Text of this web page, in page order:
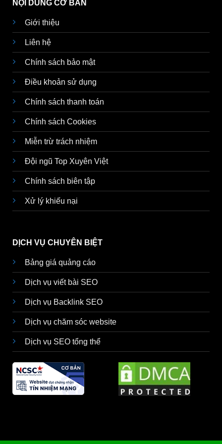
NỘI DUNG CƠ BẢN
Giới thiệu
Liên hệ
Chính sách bảo mật
Điều khoản sử dụng
Chính sách thanh toán
Chính sách Cookies
Miễn trừ trách nhiệm
Đội ngũ Top Xuyên Việt
Chính sách biên tập
Xử lý khiếu nại
DỊCH VỤ CHUYÊN BIỆT
Bảng giá quảng cáo
Dịch vụ viết bài SEO
Dịch vụ Backlink SEO
Dịch vụ chăm sóc website
Dịch vụ SEO tổng thể